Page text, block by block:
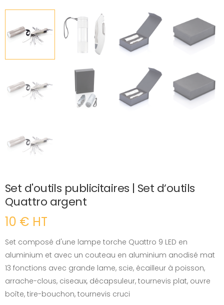
Set d'outils publicitaires | Set d’outils
Quattro argent
10 € HT
Set composé d'une lampe torche Quattro 9 LED en
aluminium et avec un couteau en aluminium anodisé mat
13 fonctions avec grande lame, scie, écailleur à poisson,
arrache-clous, ciseaux, décapsuleur, tournevis plat, ouvre
boîte, tire-bouchon, tournevis cruci